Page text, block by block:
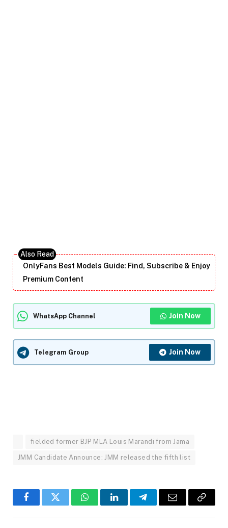
OnlyFans Best Models Guide: Find, Subscribe & Enjoy
Premium Content
WhatsApp Channel Join Now
Telegram Group Join Now
fielded former BJP MLA Louis Marandi from Jama
JMM Candidate Announce: JMM released the fifth list
FacebookTwitter WhatsAppLinkedInTelegramEmail
Copy